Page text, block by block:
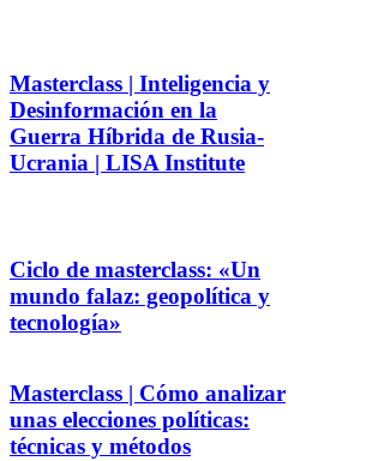
Masterclass | Inteligencia y
Desinformación en la
Guerra Híbrida de Rusia-
Ucrania | LISA Institute
Ciclo de masterclass: «Un
mundo falaz: geopolítica y
tecnología»
Masterclass | Cómo analizar
unas elecciones políticas:
técnicas y métodos